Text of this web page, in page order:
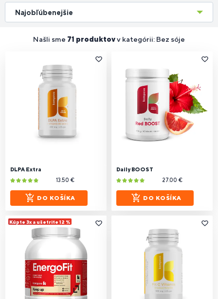
Našli sme 71 produktovv kategórii: Bez sóje
Najobľúbenejšie
DLPA Extra
13.50 €
DO KOŠÍKA
Daily BOOST
27.00 €
DO KOŠÍKA
Kúpte 3x a ušetrite 12 %